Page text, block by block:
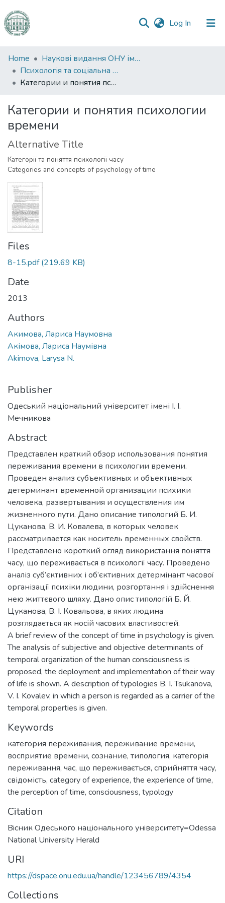
Log In (current)
Communities
&
Collections
Statistics
Home
Наукові видання ОНУ імені І. І. Мечникова
Психологія та соціальна робота
Категории и понятия психологии времени
Категории и понятия психологии
времени
Alternative Title
Категорії та поняття психології часу
Categories and concepts of psychology of time
Files
8-15.pdf(219.69 KB)
Date
2013
Authors
Акимова, Лариса Наумовна
Акімова, Лариса Наумівна
Akimova, Larysa N.
Publisher
Одеський національний університет імені І. І.
Мечникова
Abstract
Представлен краткий обзор использования понятия
переживания времени в психологии времени.
Проведен анализ субъективных и объективных
детерминант временной организации психики
человека, развертывания и осуществления им
жизненного пути. Дано описание типологий Б. И.
Цуканова, В. И. Ковалева, в которых человек
рассматривается как носитель временных свойств.
Представлено короткий огляд використання поняття
часу, що переживається в психології часу. Проведено
аналіз суб’єктивних і об’єктивних детермінант часової
організації психіки людини, розгортання і здійснення
нею життєвого шляху. Дано опис типологій Б. Й.
Цуканова, В. І. Ковальова, в яких людина
розглядається як носій часових властивостей.
A brief review of the concept of time in psychology is given.
The analysis of subjective and objective determinants of
temporal organization of the human consciousness is
proposed, the deployment and implementation of their way
of life is shown. A description of typologies В. I. Tsukanova,
V. I. Kovalev, in which a person is regarded as a carrier of the
temporal properties is given.
Keywords
категория переживания, переживание времени,
восприятие времени, сознание, типология, категорія
переживання, час, що переживається, сприйняття часу,
свідомість, category of experience, the experience of time,
the perception of time, consciousness, typology
Citation
Вiсник Одеського нацiонального унiверситету=Odessa
National University Herald
URI
https://dspace.onu.edu.ua/handle/123456789/4354
Collections